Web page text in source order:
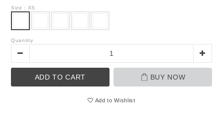
Size : XS
Quantity
ADD TO CART BUY NOW
Add to Wishlist